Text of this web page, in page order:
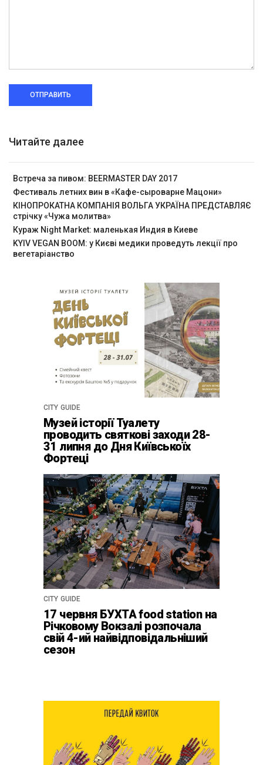
ОТПРАВИТЬ
Читайте далее
Встреча за пивом: BEERMASTER DAY 2017
Фестиваль летних вин в «Кафе-сыроварне Мацони»
КІНОПРОКАТНА КОМПАНІЯ ВОЛЬГА УКРАЇНА ПРЕДСТАВЛЯЄ
стрічку «Чужа молитва»
Кураж Night Market: маленькая Индия в Киеве
KYIV VEGAN BOOM: у Києві медики проведуть лекції про
вегетаріанство
CITY GUIDE
Музей історії Туалету
проводить святкові заходи 28-
31 липня до Дня Київськоїх
Фортеці
CITY GUIDE
17 червня БУХТА food station на
Річковому Вокзалі розпочала
свій 4-ий найвідповідальніший
сезон